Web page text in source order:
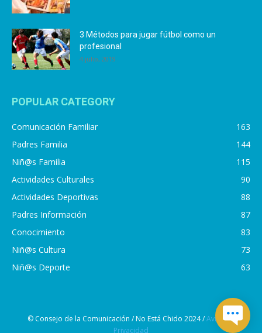
3 Métodos para jugar fútbol como un
profesional
4 julio, 2019
POPULAR CATEGORY
Comunicación Familiar
163
Padres Familia
144
Niñ@s Familia
115
Actividades Culturales
90
Actividades Deportivas
88
Padres Información
87
Conocimiento
83
Niñ@s Cultura
73
Niñ@s Deporte
63
© Consejo de la Comunicación / No Está Chido 2024 /Aviso de
Privacidad